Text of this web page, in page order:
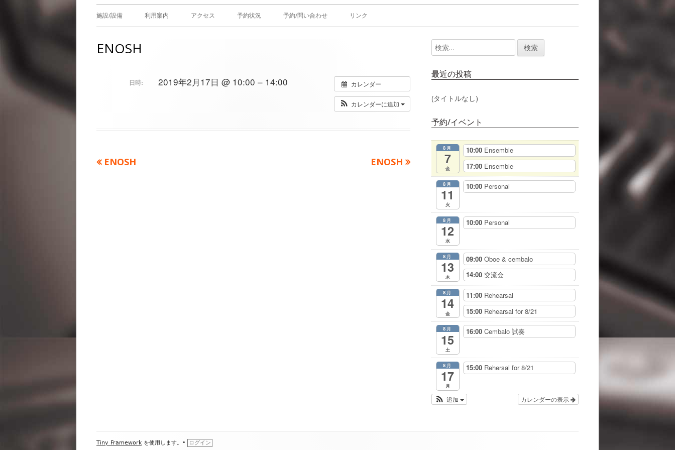
メ
ン
施設/設備 利用案内 アクセス 予約状況 予約/問い合わせ リンク
ENOSH
カレンダー
カレンダーに追加
日時: 2019年2月17日 @ 10:00 – 14:00
投前
ENOSH
次
ENOSH
メ
イ
ン
サ
イ
バ
検
索:
最近の投稿
(タイトルなし)
予約/イベント
8月
7
金
10:00 Ensemble
17:00 Ensemble
8月
11
火
10:00 Personal
8月
12
水
10:00 Personal
8月
13
木
09:00 Oboe & cembalo
14:00 交流会
8月
14
金
11:00 Rehearsal
15:00 Rehearsal for 8/21
8月
15
土
16:00 Cembalo 試奏
8月
17
月
15:00 Rehersal for 8/21
カレンダーの表示
追加
フ
Tiny Framework を使用します。 • ログイン